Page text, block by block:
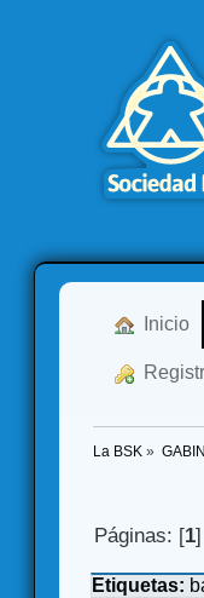
Inicio
La BSK »
Páginas: [1
Etiquetas: